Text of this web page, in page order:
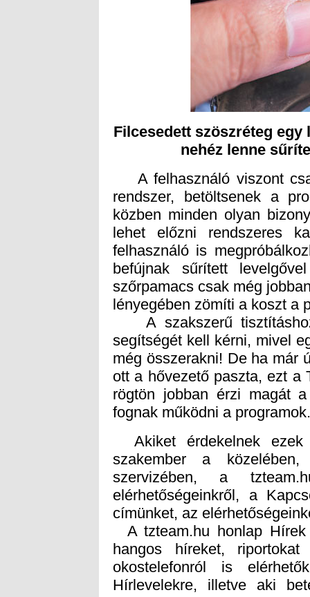
Filcesedett szöszréteg
nehéz lenne
A felhasználó viszont
rendszer, betöltsenek a
közben minden olyan
lehet előzni rendszeres
felhasználó is
befújnak sűrített
szőrpamacs csak még
lényegében zömíti a koszt a
A szakszerű tisztításhoz
segítségét kell kérni, mivel
még összerakni! De ha
ott a hővezető paszta, ezt
rögtön jobban érzi magát
fognak működni a programok.
Akiket érdekelnek ezek
szakember a
szervizében, a
elérhetőségeinkről, a
címünket, az
A tzteam.hu honlap
hangos híreket,
okostelefonról is
Hírlevelekre, illetve aki